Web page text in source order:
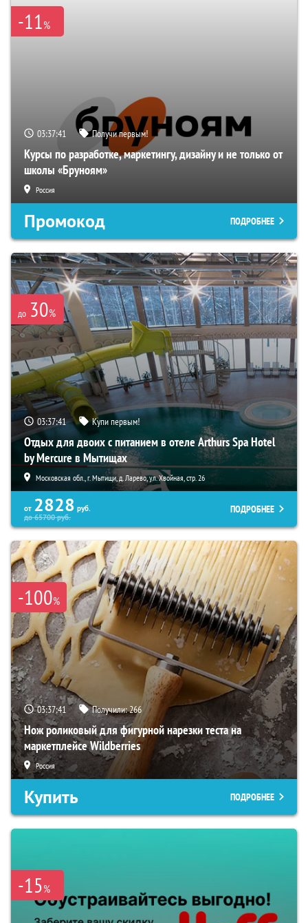
-11%
03:37:40 Получи первым!
Курсы по разработке, маркетингу, дизайну и не только от
школы «Бруноям»
Россия
Промокод ПОДРОБНЕЕ
до 30%
03:37:40 Купи первым!
Отдых для двоих с питанием в отеле Arthurs Spa Hotel
by Mercure в Мытищах
Московская обл., г. Мытищи, д. Ларево, ул. Хвойная, стр. 26
от 2828 руб.
до65700руб.
ПОДРОБНЕЕ
-100%
03:37:40 Получили:266
Нож роликовый для фигурной нарезки теста на
маркетплейсе Wildberries
Россия
Купить ПОДРОБНЕЕ
-15%